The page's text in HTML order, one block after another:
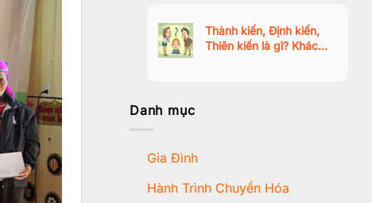
Thành kiến, Định kiến,
Thiên kiến là gì? Khác
Danh mục
Gia Đình
Hành Trình Chuyển Hóa